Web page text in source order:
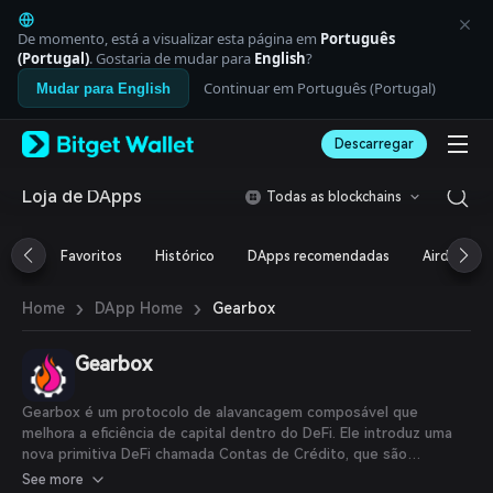
English
日本語
Tiếng Việt
Русский
Español (Latinoamérica)
Italiano
Deutsch
繁體中文
Português (Portugal)
ภาษาไทย
العربية
Español
Português (Brasil)
Español (Argentina)
De momento, está a visualizar esta página em Português
(Portugal). Gostaria de mudar para English?
Mudar para English Continuar em Português (Portugal)
Descarregar
Loja de DApps Todas as blockchains
Favoritos Histórico DApps recomendadas Airdrop
Home › DApp Home › Gearbox
Gearbox
Gearbox é um protocolo de alavancagem composável que
melhora a eficiência de capital dentro do DeFi. Ele introduz uma
nova primitiva DeFi chamada Contas de Crédito, que são
contratos inteligentes isolados com parâmetros predefinidos e
See more